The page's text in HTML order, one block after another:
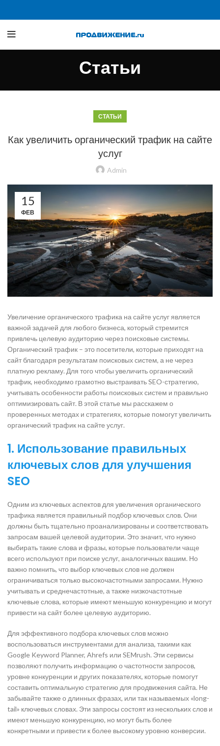
Статьи
СТАТЬИ
Как увеличить органический трафик на сайте
услуг
Admin
15
ФЕВ
Увеличение органического трафика на сайте услуг является
важной задачей для любого бизнеса, который стремится
привлечь целевую аудиторию через поисковые системы.
Органический трафик – это посетители, которые приходят на
сайт благодаря результатам поисковых систем, а не через
платную рекламу. Для того чтобы увеличить органический
трафик, необходимо грамотно выстраивать SEO-стратегию,
учитывать особенности работы поисковых систем и правильно
оптимизировать сайт. В этой статье мы расскажем о
проверенных методах и стратегиях, которые помогут увеличить
органический трафик на сайте услуг.
1. Использование правильных
ключевых слов для улучшения
SEO
Одним из ключевых аспектов для увеличения органического
трафика является правильный подбор ключевых слов. Они
должны быть тщательно проанализированы и соответствовать
запросам вашей целевой аудитории. Это значит, что нужно
выбирать такие слова и фразы, которые пользователи чаще
всего используют при поиске услуг, аналогичных вашим. Но
важно помнить, что выбор ключевых слов не должен
ограничиваться только высокочастотными запросами. Нужно
учитывать и среднечастотные, а также низкочастотные
ключевые слова, которые имеют меньшую конкуренцию и могут
привести на сайт более целевую аудиторию.
Для эффективного подбора ключевых слов можно
воспользоваться инструментами для анализа, такими как
Google Keyword Planner, Ahrefs или SEMrush. Эти сервисы
позволяют получить информацию о частотности запросов,
уровне конкуренции и других показателях, которые помогут
составить оптимальную стратегию для продвижения сайта. Не
забывайте также о длинных фразах, или так называемых «long-
tail» ключевых словах. Эти запросы состоят из нескольких слов и
имеют меньшую конкуренцию, но могут быть более
конкретными и привести к более высокому уровню конверсии.